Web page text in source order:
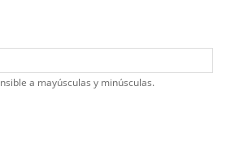
a mayúsculas y minúsculas.